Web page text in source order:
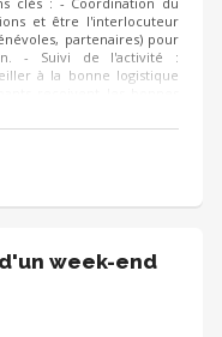
et être l'interlocuteur
partenaires) pour
- Suivi de l'activité :
à la bonne logistique
les questionnaires de
analyser les retours et
week-end